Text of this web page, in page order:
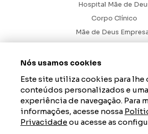
Hospital Mãe de
Corpo Clínico
Mãe de Deus
Ouvidoria
Hospital Mãe de Deus. Todos os
Desenvolvido por
Axysweb
Nós usamos cookies
Este site utiliza cookies para lhe
conteúdos personalizados e
experiência de navegação. Para
informações, acesse nossa
Privacidadeou acesse as